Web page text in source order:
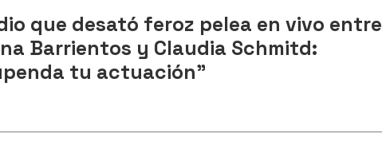
que desató feroz pelea en vivo entre
Barrientos y Claudia Schmitd:
tu actuación"